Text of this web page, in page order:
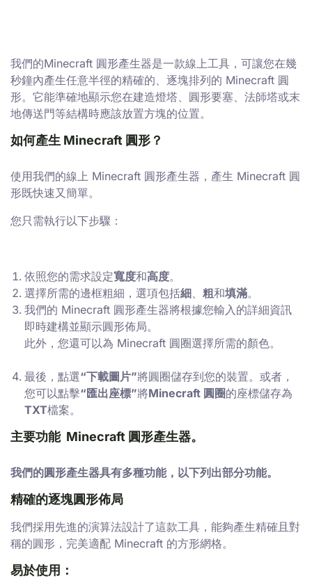
我們的Minecraft 圓形產生器是一款線上工具，可讓您在幾
秒鐘內產生任意半徑的精確的、逐塊排列的 Minecraft 圓
形。它能準確地顯示您在建造燈塔、圓形要塞、法師塔或末
地傳送門等結構時應該放置方塊的位置。
如何產生 Minecraft 圓形？
使用我們的線上 Minecraft 圓形產生器，產生 Minecraft 圓
形既快速又簡單。
您只需執行以下步驟：
依照您的需求設定寬度和高度。
選擇所需的邊框粗細，選項包括細、 粗和填滿。
我們的 Minecraft 圓形產生器將根據您輸入的詳細資訊
即時建構並顯示圓形佈局。
此外，您還可以為 Minecraft 圓圈選擇所需的顏色。
最後，點選“下載圖片”將圓圈儲存到您的裝置。或者，
您可以點擊“匯出座標”將Minecraft 圓圈的座標儲存為
TXT檔案。
主要功能 Minecraft 圓形產生器。
我們的圓形產生器具有多種功能，以下列出部分功能。
精確的逐塊圓形佈局
我們採用先進的演算法設計了這款工具，能夠產生精確且對
稱的圓形，完美適配 Minecraft 的方形網格。
易於使用：